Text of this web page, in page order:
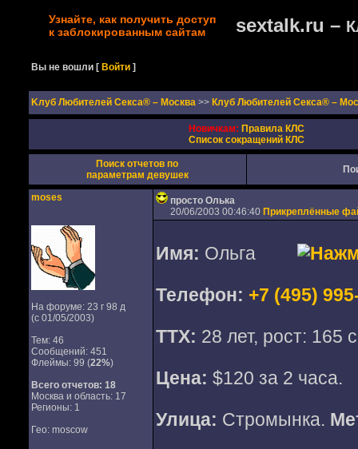
Узнайте, как получить доступ
к заблокированным сайтам
sextalk.ru –
Вы не вошли [Войти ]
Kлуб Любителей Секса® – Москва >> Клуб Любителей Секса® –
Новичкам: Правила КЛС
Список сокращений КЛС
Поиск отчетов по
параметрам девушек
moses
На форуме: 23 г 98 д
(с 01/05/2003)
Тем: 46
Сообщений: 451
Флеймы: 99 (22%)
Всего отчетов: 18
Москва и область: 17
Регионы: 1
Гео: moscow
просто Олька
20/06/2003 00:46:40 Прикреплённые
Имя: Ольга
Телефон: +7 (495)
ТТХ: 28 лет, рост: 165
Цена: $120 за 2 часа.
Улица: Стромынка.